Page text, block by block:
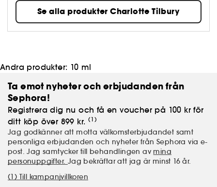
Se alla produkter Charlotte Tilbury
Andra produkter: 10 ml
Ta emot nyheter och erbjudanden från
Sephora!
Registrera dig nu och få en voucher på 100 kr för
ditt köp över 899 kr. (1)
Jag godkänner att motta välkomsterbjudandet samt
personliga erbjudanden och nyheter från Sephora via e-
post. Jag samtycker till behandlingen av mina
personuppgifter. Jag bekräftar att jag är minst 16 år.
(1) Till kampanjvillkoren